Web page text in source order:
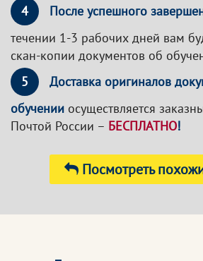
4
После успешного
течении 1-3 рабочих дней вам
скан-копии документов об
5
Доставка оригиналов
обучении осуществляется
Почтой России – БЕСПЛАТНО!
Посмотреть